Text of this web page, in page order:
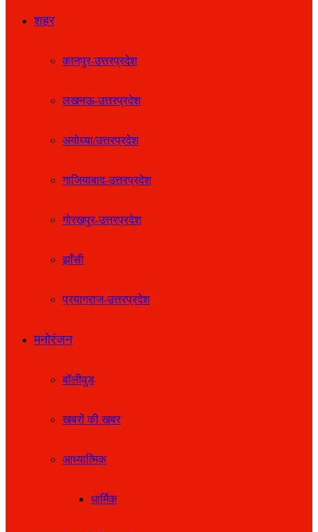
शहर
कानपुर-उत्तरप्रदेश
लखनऊ-उत्तरप्रदेश
अयोध्या/उत्तरप्रदेश
गाजियाबाद-उत्तरप्रदेश
गोरखपुर-उत्तरप्रदेश
झाँसी
प्रयागराज-उत्तरप्रदेश
मनोरंजन
बॉलीवुड
खबरों की खबर
आध्यात्मिक
धार्मिक